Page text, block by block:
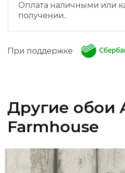
Оплата наличными или
получении.
При поддержке
Другие обои
Farmhouse